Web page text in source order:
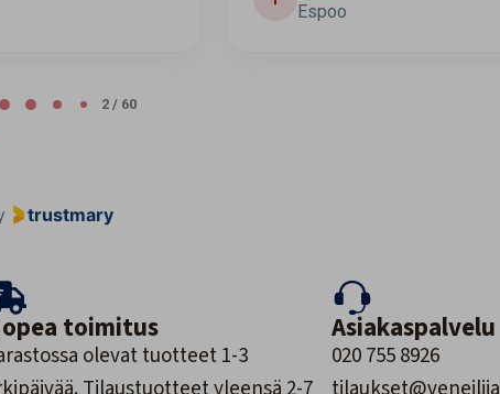
Espoo
2 / 60
trustmary
toimitus
olevat tuotteet 1-3
Asiakaspalvelu
020 755 8926